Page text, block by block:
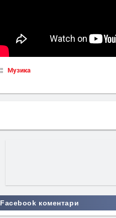
Музика
Facebook коментари